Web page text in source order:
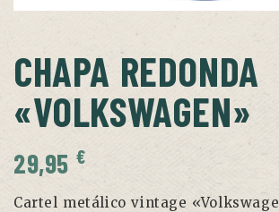
CHAPA REDONDA
«VOLKSWAGEN»
29,95 €
Cartel metálico vintage